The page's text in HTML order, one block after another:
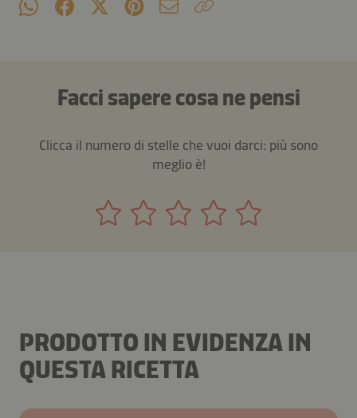
Facci sapere cosa ne pensi
Clicca il numero di stelle che vuoi darci: più sono
meglio è!
PRODOTTO IN EVIDENZA IN
QUESTA RICETTA